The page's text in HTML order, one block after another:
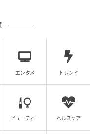
ますか？
あげたスナックと、
せたミックス菓子
たんぱく質を豊富に
エンタメ トレンド
ビューティー ヘルスケア